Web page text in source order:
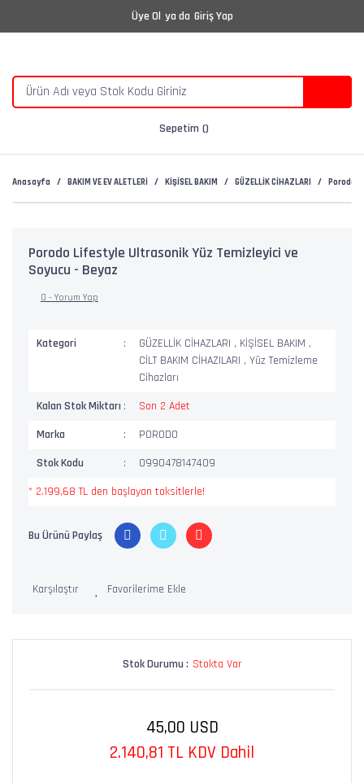
Üye Ol ya da Giriş Yap
Sepetim
Anasayfa BAKIM VE EV ALETLERİ KİŞİSEL BAKIM GÜZELLİK CİHAZLARI Porodo
Porodo Lifestyle Ultrasonik Yüz Temizleyici ve
Soyucu - Beyaz
0 - Yorum Yap
Kategori GÜZELLİK CİHAZLARI , KİŞİSEL BAKIM ,
CİLT BAKIM CİHAZILARI ,Yüz Temizleme
Cihazları
Kalan Stok Miktarı
Son 2 Adet
Marka
PORODO
Stok Kodu
0990478147409
* 2.199,68 TL den başlayan taksitlerle!
Bu Ürünü Paylaş
Karşılaştır
Stok Durumu : Stokta Var
45,00 USD
2.140,81 TL KDV Dahil